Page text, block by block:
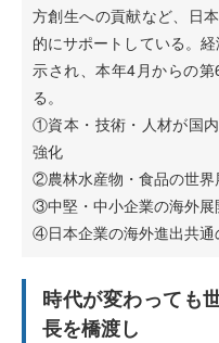
方創生への貢献など、日
的にサポートしている。
示され、本年4月からの
る。
①資本・技術・人材が国
強化
②農林水産物・食品の世界
③中堅・中小企業の海外展
④日本企業の海外進出共通
時代が変わっても
長を橋渡し